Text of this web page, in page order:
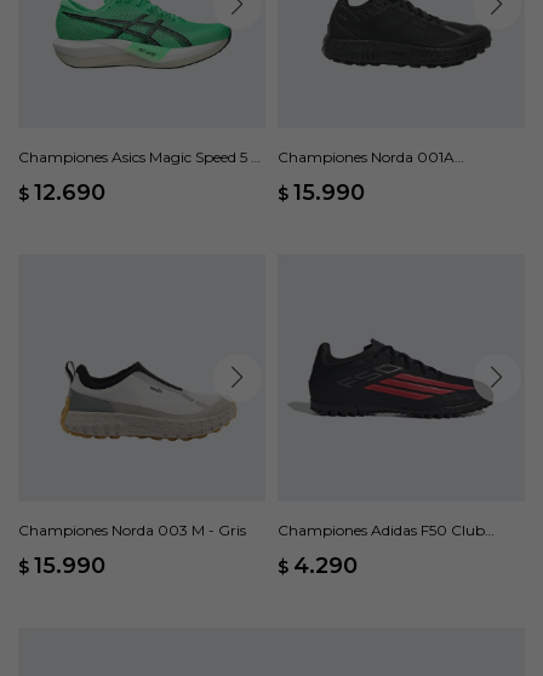
Championes Asics Magic Speed 5 -
$ 12.690
Championes Norda 001A
$ 15.990
Championes Norda 003 M - Gris
$ 15.990
Championes Adidas F50 Club
$ 4.290